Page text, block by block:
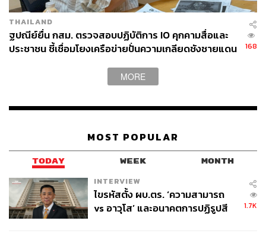
THAILAND
ฐปณีย์ยื่น กสม. ตรวจสอบปฏิบัติการ IO คุกคามสื่อและ
ประชาชน ชี้เชื่อมโยงเครือข่ายปั่นความเกลียดชังชายแดน
168
MORE
MOST POPULAR
TODAY WEEK MONTH
INTERVIEW
ไขรหัสตั้ง ผบ.ตร. ‘ความสามารถ
vs อาวุโส’ และอนาคตการปฏิรูปสี
1.7K